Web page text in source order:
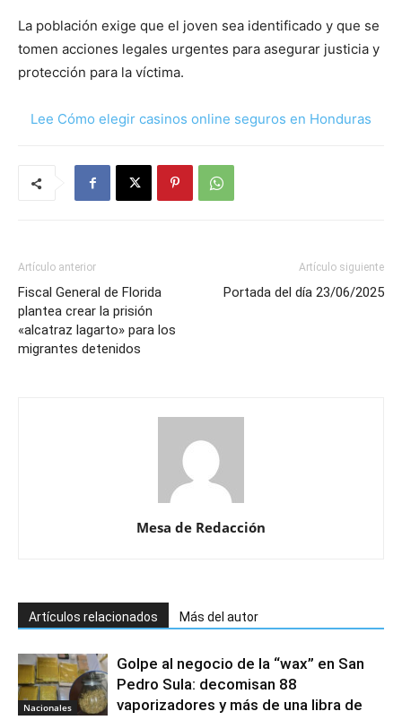
La población exige que el joven sea identificado y que se
tomen acciones legales urgentes para asegurar justicia y
protección para la víctima.
Lee Cómo elegir casinos online seguros en Honduras
Artículo anterior
Fiscal General de Florida
plantea crear la prisión
«alcatraz lagarto» para los
migrantes detenidos
Artículo siguiente
Portada del día 23/06/2025
Mesa de Redacción
Artículos relacionados Más del autor
Nacionales
Golpe al negocio de la “wax” en San
Pedro Sula: decomisan 88
vaporizadores y más de una libra de